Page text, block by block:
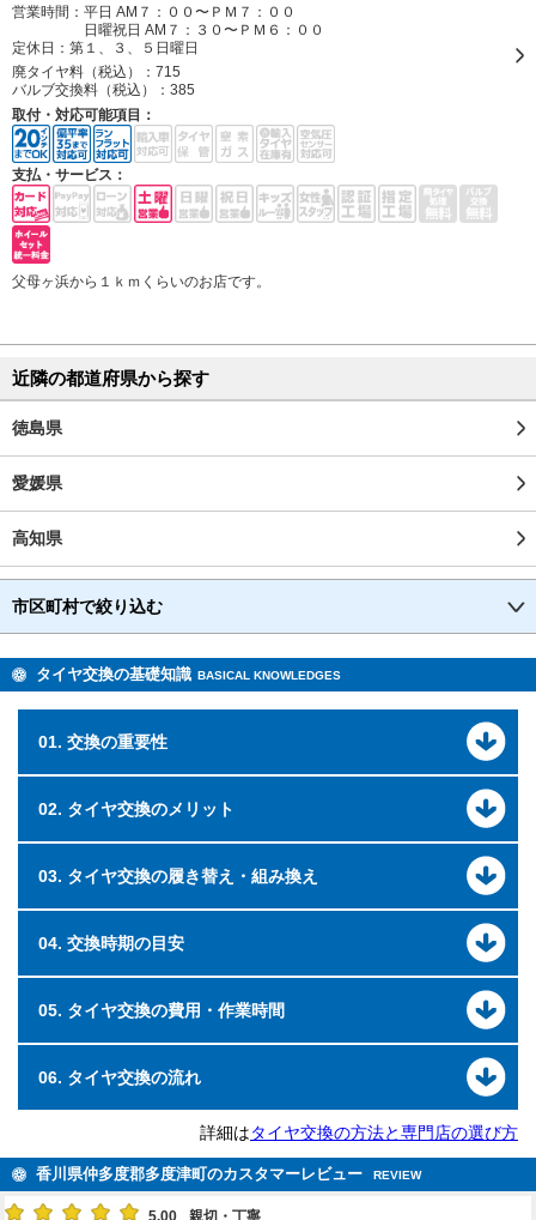
営業時間：平日 AM７：００〜ＰＭ７：００
日曜祝日 AM７：３０〜ＰＭ６：００
定休日： 第１、３、５日曜日
廃タイヤ料（税込）： 715
バルブ交換料（税込）： 385
取付・対応可能項目：
支払・サービス：
父母ヶ浜から１ｋｍくらいのお店です。
近隣の都道府県から探す
徳島県
愛媛県
高知県
市区町村で絞り込む
タイヤ交換の基礎知識 BASICAL KNOWLEDGES
01. 交換の重要性
02. タイヤ交換のメリット
03. タイヤ交換の履き替え・組み換え
04. 交換時期の目安
05. タイヤ交換の費用・作業時間
06. タイヤ交換の流れ
詳細はタイヤ交換の方法と専門店の選び方
香川県仲多度郡多度津町のカスタマーレビュー REVIEW
5.00 親切・丁寧